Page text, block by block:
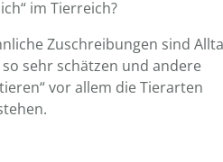
im Tierreich?
Zuschreibungen sind
sehr schätzen und andere
vor allem die Tierarten